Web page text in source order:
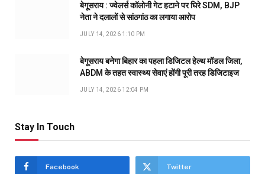
बेगूसराय : ज्वेलर्स कॉलोनी गेट हटाने पर घिरे SDM, BJP
नेता ने दलालों से सांठगांठ का लगाया आरोप
JULY 14, 2026 1:10 PM
बेगूसराय बनेगा बिहार का पहला डिजिटल हेल्थ मॉडल जिला,
ABDM के तहत स्वास्थ्य सेवाएं होंगी पूरी तरह डिजिटाइज
JULY 14, 2026 12:04 PM
Stay In Touch
Facebook Twitter